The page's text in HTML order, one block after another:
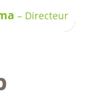
– Directeur